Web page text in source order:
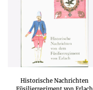
Historische Nachrichten